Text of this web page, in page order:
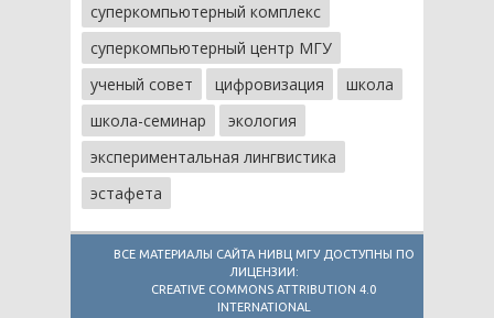
суперкомпьютерный комплекс
суперкомпьютерный центр МГУ
ученый совет
цифровизация
школа
школа-семинар
экология
экспериментальная лингвистика
эстафета
ВСЕ МАТЕРИАЛЫ САЙТА НИВЦ МГУ ДОСТУПНЫ ПО
ЛИЦЕНЗИИ:
CREATIVE COMMONS ATTRIBUTION 4.0
INTERNATIONAL